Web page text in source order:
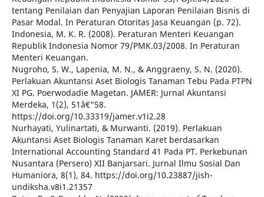
tentang Penilaian dan Penyajian Laporan Penilaian Bisnis di
Pasar Modal. In Peraturan Otoritas Jasa Keuangan (p. 72).
Indonesia, M. K. R. (2008). Peraturan Menteri Keuangan
Republik Indonesia Nomor 79/PMK.03/2008. In Peraturan
Menteri Keuangan.
Nugroho, S. W., Lapenia, M. N., & Anggraeny, S. N. (2020).
Perlakuan Akuntansi Aset Biologis Tanaman Tebu Pada PTPN
XI PG. Poerwodadie Magetan. JAMER: Jurnal Akuntansi
Merdeka, 1(2), 51â€“58.
https://doi.org/10.33319/jamer.v1i2.28
Nurhayati, Yulinartati, & Murwanti. (2019). Perlakuan
Akuntansi Aset Biologis Tanaman Karet berdasarkan
International Accounting Standard 41 Pada PT. Perkebunan
Nusantara (Persero) XII Banjarsari. Jurnal Ilmu Sosial Dan
Humaniora, 8(1), 84. https://doi.org/10.23887/jish-
undiksha.v8i1.21357